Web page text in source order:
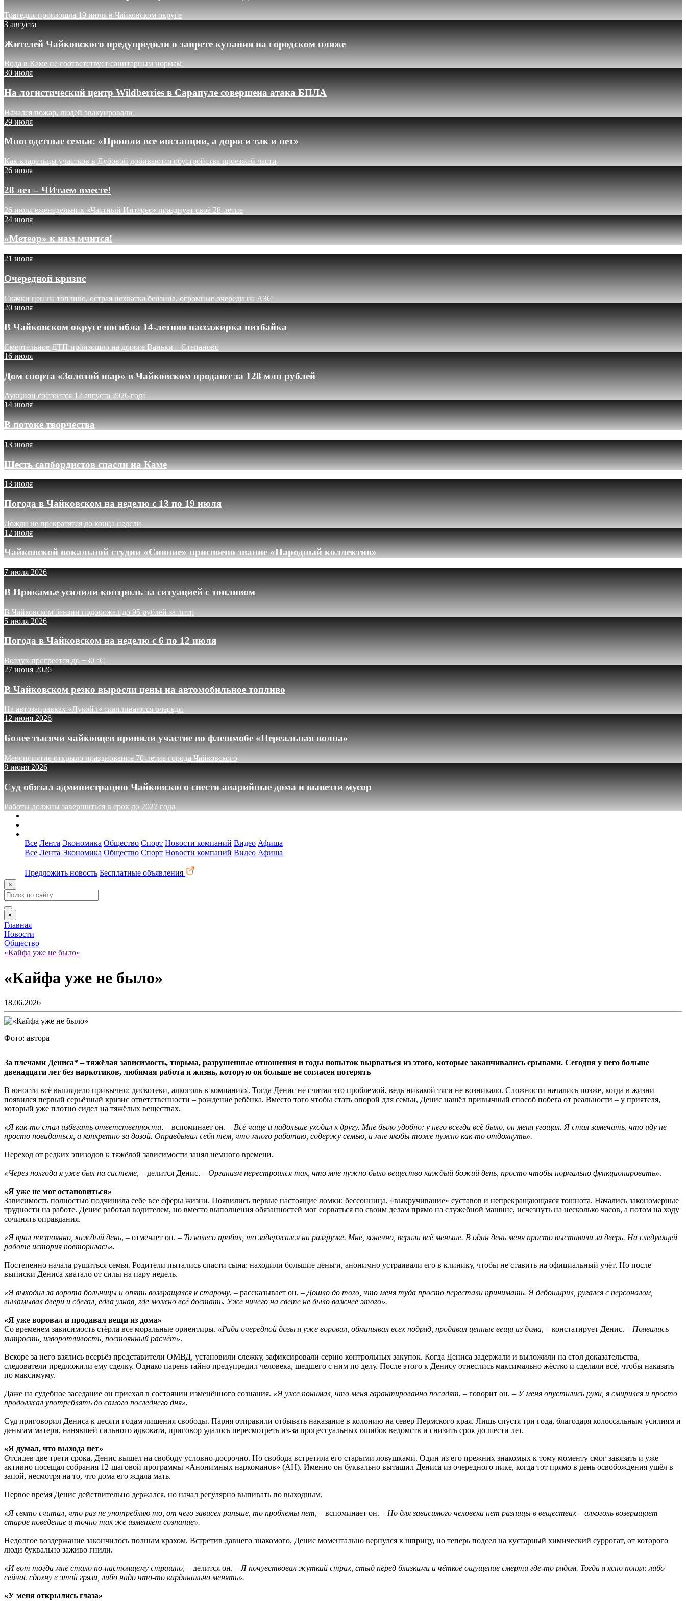
Трагедия произошла 19 июля в Чайковском округе
3 августа
Жителей Чайковского предупредили о запрете купания на городском пляже
Вода в Каме не соответствует санитарным нормам
30 июля
На логистический центр Wildberries в Сарапуле совершена атака БПЛА
Начался пожар, людей эвакуировали
29 июля
Многодетные семьи: «Прошли все инстанции, а дороги так и нет»
Как владельцы участков в Дубовой добиваются обустройства проезжей части
26 июля
28 лет – ЧИтаем вместе!
26 июля еженедельник «Частный Интерес» празднует своё 28-летие
24 июля
«Метеор» к нам мчится!
21 июля
Очередной кризис
Скачки цен на топливо, острая нехватка бензина, огромные очереди на АЗС
20 июля
В Чайковском округе погибла 14-летняя пассажирка питбайка
Смертельное ДТП произошло на дороге Ваньки – Степаново
16 июля
Дом спорта «Золотой шар» в Чайковском продают за 128 млн рублей
Аукцион состоится 12 августа 2026 года
14 июля
В потоке творчества
13 июля
Шесть сапбордистов спасли на Каме
13 июля
Погода в Чайковском на неделю с 13 по 19 июля
Дожди не прекратятся до конца недели
12 июля
Чайковской вокальной студии «Сияние» присвоено звание «Народный коллектив»
7 июля 2026
В Прикамье усилили контроль за ситуацией с топливом
В Чайковском бензин подорожал до 95 рублей за литр
5 июля 2026
Погода в Чайковском на неделю с 6 по 12 июля
Воздух прогреется до +30 °C
27 июня 2026
В Чайковском резко выросли цены на автомобильное топливо
На автозаправках «Лукойл» скапливаются очереди
12 июня 2026
Более тысячи чайковцев приняли участие во флешмобе «Нереальная волна»
Мероприятие открыло празднование 70-летие города Чайковского
8 июня 2026
Суд обязал администрацию Чайковского снести аварийные дома и вывезти мусор
Работы должны завершиться в срок до 2027 года
Все Лента Экономика Общество Спорт Новости компаний Видео Афиша
Все Лента Экономика Общество Спорт Новости компаний Видео Афиша
Предложить новость Бесплатные объявления
×
×
Главная
Новости
Общество
«Кайфа уже не было»
«Кайфа уже не было»
18.06.2026
Фото: автора
За плечами Дениса* – тяжёлая зависимость, тюрьма, разрушенные отношения и годы попыток вырваться из этого, которые заканчивались срывами. Сегодня у него больше
двенадцати лет без наркотиков, любимая работа и жизнь, которую он больше не согласен потерять
В юности всё выглядело привычно: дискотеки, алкоголь в компаниях. Тогда Денис не считал это проблемой, ведь никакой тяги не возникало. Сложности начались позже, когда в жизни
появился первый серьёзный кризис ответственности – рождение ребёнка. Вместо того чтобы стать опорой для семьи, Денис нашёл привычный способ побега от реальности – у приятеля,
который уже плотно сидел на тяжёлых веществах.
«Я как-то стал избегать ответственности, – вспоминает он. – Всё чаще и надольше уходил к другу. Мне было удобно: у него всегда всё было, он меня угощал. Я стал замечать, что иду не
просто повидаться, а конкретно за дозой. Оправдывал себя тем, что много работаю, содержу семью, и мне якобы тоже нужно как-то отдохнуть».
Переход от редких эпизодов к тяжёлой зависимости занял немного времени.
«Через полгода я уже был на системе, – делится Денис. – Организм перестроился так, что мне нужно было вещество каждый божий день, просто чтобы нормально функционировать».
«Я уже не мог остановиться»
Зависимость полностью подчинила себе все сферы жизни. Появились первые настоящие ломки: бессонница, «выкручивание» суставов и непрекращающаяся тошнота. Начались закономерные
трудности на работе. Денис работал водителем, но вместо выполнения обязанностей мог сорваться по своим делам прямо на служебной машине, исчезнуть на несколько часов, а потом на ходу
сочинять оправдания.
«Я врал постоянно, каждый день, – отмечает он. – То колесо пробил, то задержался на разгрузке. Мне, конечно, верили всё меньше. В один день меня просто выставили за дверь. На следующей
работе история повторилась».
Постепенно начала рушиться семья. Родители пытались спасти сына: находили большие деньги, анонимно устраивали его в клинику, чтобы не ставить на официальный учёт. Но после
выписки Дениса хватало от силы на пару недель.
«Я выходил за ворота больницы и опять возвращался к старому, – рассказывает он. – Дошло до того, что меня туда просто перестали принимать. Я дебоширил, ругался с персоналом,
выламывал двери и сбегал, едва узнав, где можно всё достать. Уже ничего на свете не было важнее этого».
«Я уже воровал и продавал вещи из дома»
Со временем зависимость стёрла все моральные ориентиры. «Ради очередной дозы я уже воровал, обманывал всех подряд, продавал ценные вещи из дома, – констатирует Денис. – Появились
хитрость, изворотливость, постоянный расчёт».
Вскоре за него взялись всерьёз представители ОМВД, установили слежку, зафиксировали серию контрольных закупок. Когда Дениса задержали и выложили на стол доказательства,
следователи предложили ему сделку. Однако парень тайно предупредил человека, шедшего с ним по делу. После этого к Денису отнеслись максимально жёстко и сделали всё, чтобы наказать
по максимуму.
Даже на судебное заседание он приехал в состоянии изменённого сознания. «Я уже понимал, что меня гарантированно посадят, – говорит он. – У меня опустились руки, я смирился и просто
продолжал употреблять до самого последнего дня».
Суд приговорил Дениса к десяти годам лишения свободы. Парня отправили отбывать наказание в колонию на север Пермского края. Лишь спустя три года, благодаря колоссальным усилиям и
деньгам матери, нанявшей сильного адвоката, приговор удалось пересмотреть из-за процессуальных ошибок ведомств и снизить срок до шести лет.
«Я думал, что выхода нет»
Отсидев две трети срока, Денис вышел на свободу условно-досрочно. Но свобода встретила его старыми ловушками. Один из его прежних знакомых к тому моменту смог завязать и уже
активно посещал собрания 12-шаговой программы «Анонимных наркоманов» (АН). Именно он буквально вытащил Дениса из очередного пике, когда тот прямо в день освобождения ушёл в
запой, несмотря на то, что дома его ждала мать.
Первое время Денис действительно держался, но начал регулярно выпивать по выходным.
«Я свято считал, что раз не употребляю то, от чего зависел раньше, то проблемы нет, – вспоминает он. – Но для зависимого человека нет разницы в веществах – алкоголь возвращает
старое поведение и точно так же изменяет сознание».
Недолгое воздержание закончилось полным крахом. Встретив давнего знакомого, Денис моментально вернулся к шприцу, но теперь подсел на кустарный химический суррогат, от которого
люди буквально заживо гнили.
«И вот тогда мне стало по-настоящему страшно, – делится он. – Я почувствовал жуткий страх, стыд перед близкими и чёткое ощущение смерти где-то рядом. Тогда я ясно понял: либо
сейчас сдохну в этой грязи, либо надо что-то кардинально менять».
«У меня открылись глаза»